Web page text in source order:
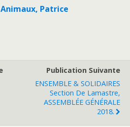
Patrice
Publication Suivante
ENSEMBLE & SOLIDAIRES
Section De Lamastre,
ASSEMBLÉE GÉNÉRALE
2018.